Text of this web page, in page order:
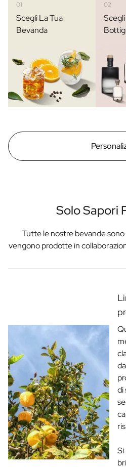
01
Scegli La Tua
Bevanda
02
Solo Sapori
Tutte le nostre bevande sono
vengono prodotte in
di
Si